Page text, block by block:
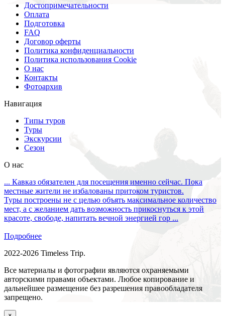
Достопримечательности
Оплата
Подготовка
FAQ
Договор оферты
Политика конфиденциальности
Политика использования Cookie
О нас
Контакты
Фотоархив
Навигация
Типы туров
Туры
Экскурсии
Сезон
О нас
... Кавказ обязателен для посещения именно сейчас. Пока
местные жители не избалованы притоком туристов.
Туры построены не с целью объять максимальное количество
мест, а с желанием дать возможность прикоснуться к этой
красоте, свободе, напитать вечной энергией гор ...
Подробнее
2022-2026 Timeless Trip.
Все материалы и фотографии являются охраняемыми
авторскими правами объектами. Любое копирование и
дальнейшее размещение без разрешения правообладателя
запрещено.